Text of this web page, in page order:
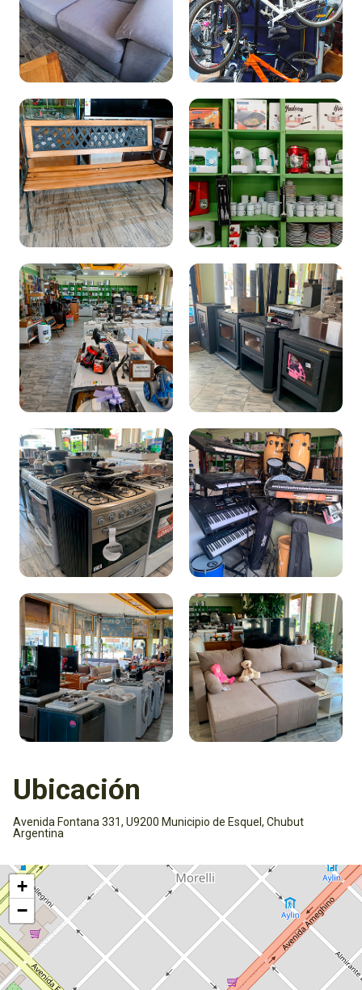
Ubicación
Avenida Fontana 331, U9200 Municipio de Esquel, Chubut
Argentina
+
−
Activar mapa